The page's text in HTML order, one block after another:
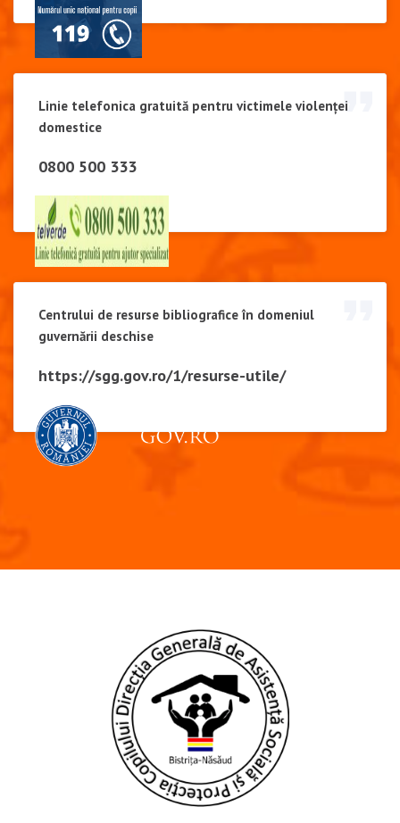
Linie telefonica gratuită pentru victimele violenței
domestice
0800 500 333
Centrului de resurse bibliografice în domeniul
guvernării deschise
https://sgg.gov.ro/1/resurse-utile/